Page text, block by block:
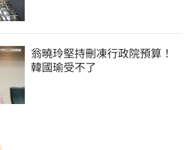
翁曉玲堅持刪凍行政院預算！
韓國瑜受不了